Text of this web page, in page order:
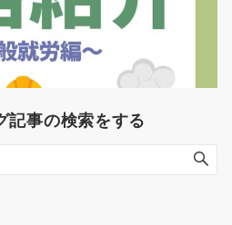
記事の検索をする